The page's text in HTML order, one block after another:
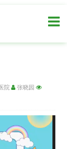
院
张晓园